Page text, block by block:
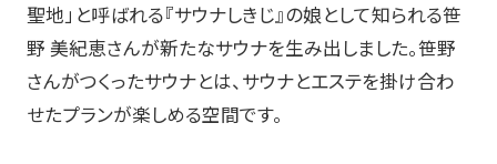
聖地」と呼ばれる『サウナしきじ』の娘として知られる笹
野 美紀恵さんが新たなサウナを生み出しました。笹野
さんがつくったサウナとは、サウナとエステを掛け合わ
せたプランが楽しめる空間です。